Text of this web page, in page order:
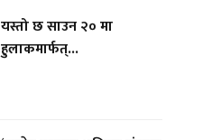
यस्तो छ साउन २० मा
हुलाकमार्फत्...